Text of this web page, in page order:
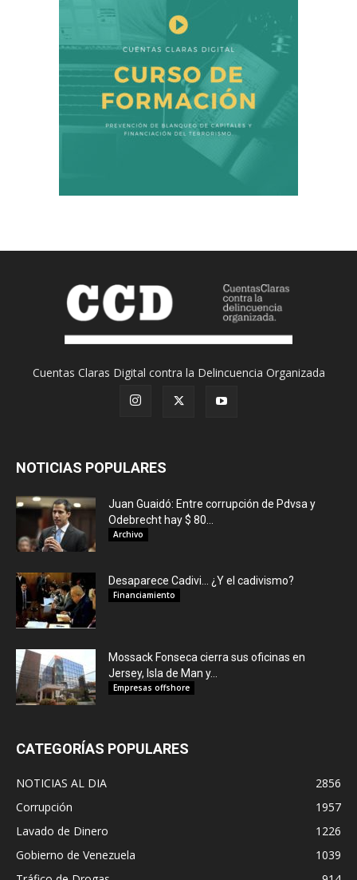
Cuentas Claras Digital contra la Delincuencia Organizada
NOTICIAS POPULARES
Juan Guaidó: Entre corrupción de Pdvsa y
Odebrecht hay $ 80...
Archivo
Desaparece Cadivi… ¿Y el cadivismo?
Financiamiento
Mossack Fonseca cierra sus oficinas en
Jersey, Isla de Man y...
Empresas offshore
CATEGORÍAS POPULARES
NOTICIAS AL DIA
2856
Corrupción
1957
Lavado de Dinero
1226
Gobierno de Venezuela
1039